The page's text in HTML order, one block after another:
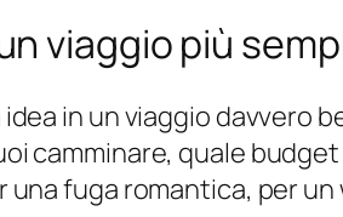
viaggio più
in un viaggio davvero
camminare, quale
fuga romantica, per un